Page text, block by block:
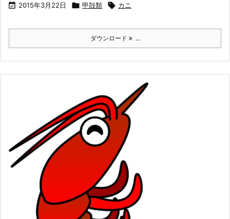
 2015年3月22日  甲殻類  カニ
ダウンロード ...